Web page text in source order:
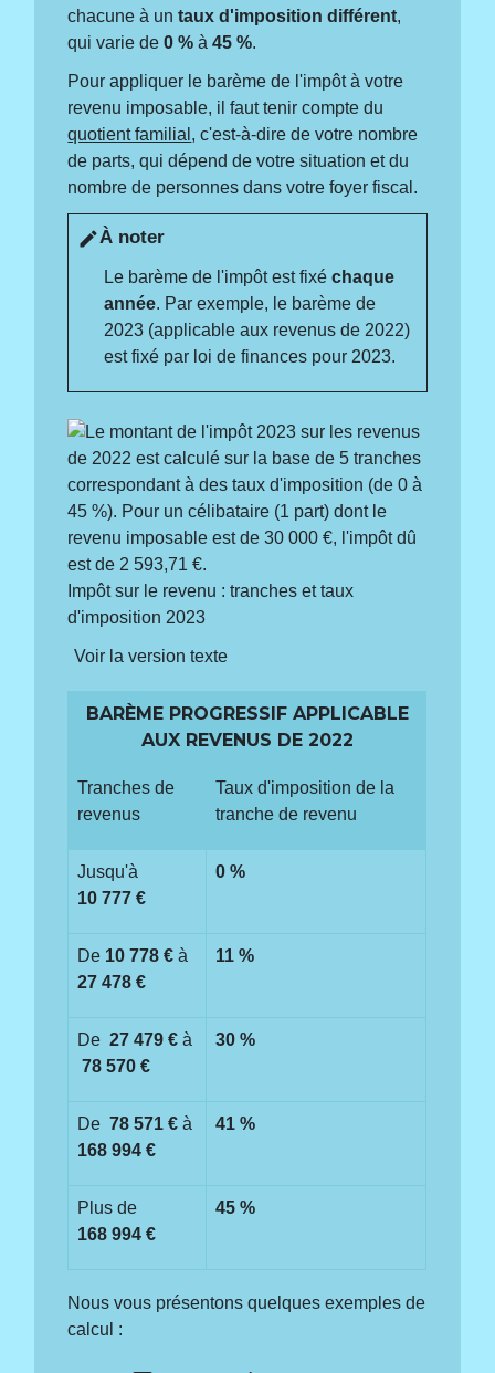
chacune à untaux d'imposition différent,
qui varie de0 % à45 %.
Pour appliquer le barème de l'impôt à votre
revenu imposable, il faut tenir compte du
quotient familial , c'est-à-dire de votre nombre
de parts, qui dépend de votre situation et du
nombre de personnes dans votre foyer fiscal.
editÀ noter
Le barème de l'impôt est fixéchaque
année. Par exemple, le barème de
2023 (applicable aux revenus de 2022)
est fixé par loi de finances pour 2023.
Impôt sur le revenu : tranches et taux
d'imposition 2023
Voir la version texte
BARÈME PROGRESSIF APPLICABLE
AUX REVENUS DE 2022
Tranches de
revenus
Taux d'imposition de la
tranche de revenu
Jusqu'à
10 777 €
0 %
De 10 778 € à
27 478 €
11 %
De27 479 € à
78 570 €
30 %
De78 571 € à
168 994 €
41 %
Plus de
168 994 €
45 %
Nous vous présentons quelques exemples de
calcul :